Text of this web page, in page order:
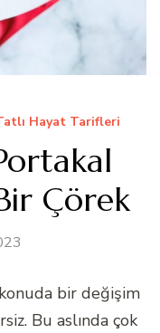
Hayat Tarifleri
Çörek
bir değişim
Bu aslında çok